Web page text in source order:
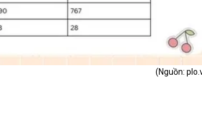
(Nguồn: